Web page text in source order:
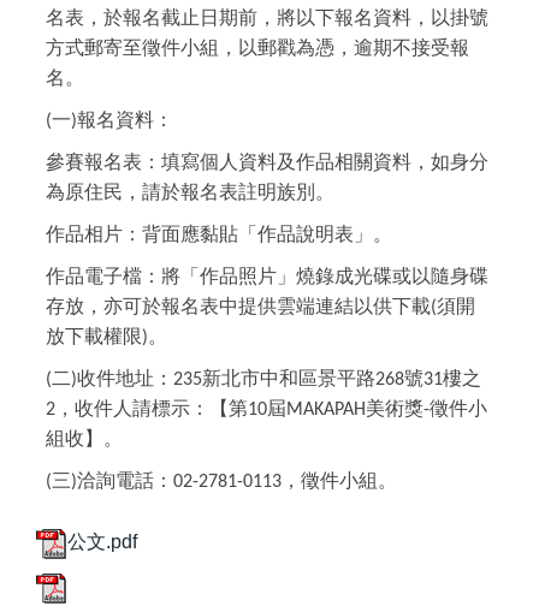
名表，於報名截止日期前，將以下報名資料，以掛號
方式郵寄至徵件小組，以郵戳為憑，逾期不接受報
名。
(一)報名資料：
參賽報名表：填寫個人資料及作品相關資料，如身分
為原住民，請於報名表註明族別。
作品相片：背面應黏貼「作品說明表」。
作品電子檔：將「作品照片」燒錄成光碟或以隨身碟
存放，亦可於報名表中提供雲端連結以供下載(須開
放下載權限)。
(二)收件地址： 235新北市中和區景平路268號31樓之
2 ，收件人請標示：【第10屆MAKAPAH美術獎-徵件小
組收】。
(三)洽詢電話： 02-2781-0113 ，徵件小組。
公文.pdf